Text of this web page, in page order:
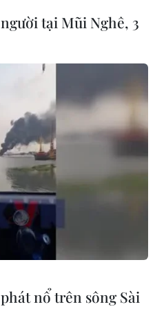
NAM
TÁM, KHÚC THANH
Hỗ trợ
tại Mũi Nghê, 3
nổ trên sông Sài